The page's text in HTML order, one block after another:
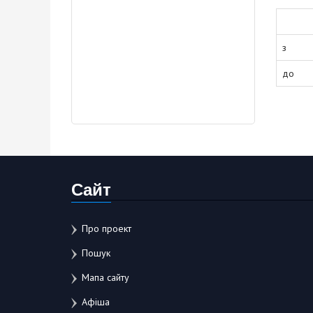
з
до
Сайт
Про проект
Пошук
Мапа сайту
Афіша